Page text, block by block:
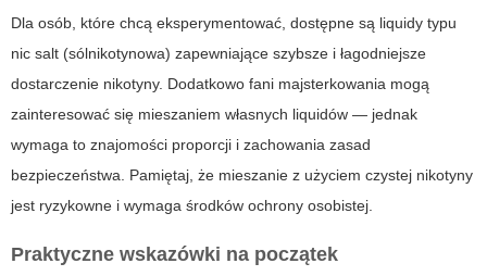
Dla osób, które chcą eksperymentować, dostępne są liquidy typu
nic salt (sólnikotynowa) zapewniające szybsze i łagodniejsze
dostarczenie nikotyny. Dodatkowo fani majsterkowania mogą
zainteresować się mieszaniem własnych liquidów — jednak
wymaga to znajomości proporcji i zachowania zasad
bezpieczeństwa. Pamiętaj, że mieszanie z użyciem czystej nikotyny
jest ryzykowne i wymaga środków ochrony osobistej.
Praktyczne wskazówki na początek